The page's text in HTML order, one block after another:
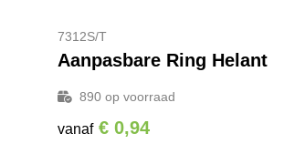
7312S/T
Aanpasbare Ring Helant
890op voorraad
vanaf € 0,94